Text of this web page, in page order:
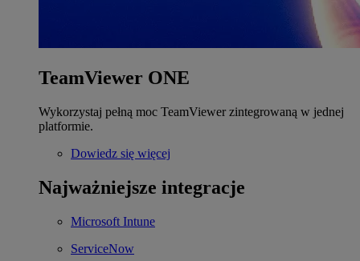
TeamViewer ONE
Wykorzystaj pełną moc TeamViewer zintegrowaną w jednej
platformie.
Dowiedz się więcej
Najważniejsze integracje
Microsoft Intune
ServiceNow